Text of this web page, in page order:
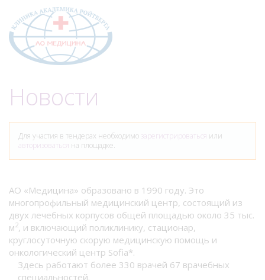
Новости
Для участия в тендерах необходимо зарегистрироваться или
авторизоваться на площадке.
АО «Медицина» образовано в 1990 году. Это
многопрофильный медицинский центр, состоящий из
двух лечебных корпусов общей площадью около 35 тыс.
м 2, и включающий поликлинику, стационар,
круглосуточную скорую медицинскую помощь и
онкологический центр Sofia*.
Здесь работают более 330 врачей 67 врачебных
специальностей.